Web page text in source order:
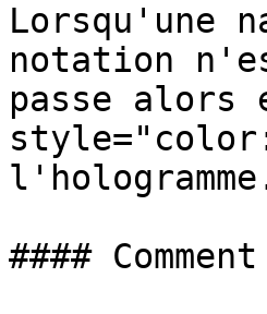
Lorsqu'une
notation
passe alors
####